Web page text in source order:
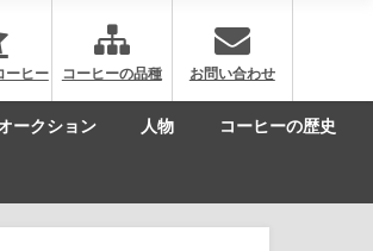
ーヒー コーヒーの品種 お問い合わせ
ークション 人物 コーヒーの歴史